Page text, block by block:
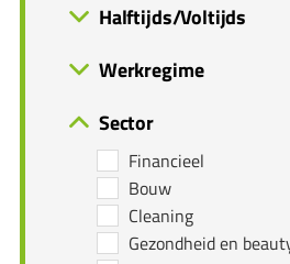
Halftijds/Voltijds
Werkregime
Sector
Financieel
Bouw
Cleaning
Gezondheid en